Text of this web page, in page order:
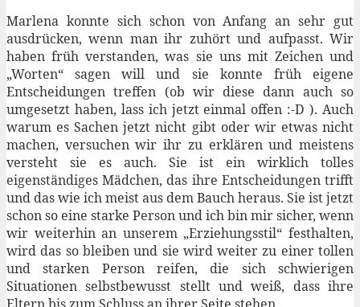
Marlena konnte sich schon von Anfang an sehr gut
ausdrücken, wenn man ihr zuhört und aufpasst. Wir
haben früh verstanden, was sie uns mit Zeichen und
„Worten“ sagen will und sie konnte früh eigene
Entscheidungen treffen (ob wir diese dann auch so
umgesetzt haben, lass ich jetzt einmal offen :-D ). Auch
warum es Sachen jetzt nicht gibt oder wir etwas nicht
machen, versuchen wir ihr zu erklären und meistens
versteht sie es auch. Sie ist ein wirklich tolles
eigenständiges Mädchen, das ihre Entscheidungen trifft
und das wie ich meist aus dem Bauch heraus. Sie ist jetzt
schon so eine starke Person und ich bin mir sicher, wenn
wir weiterhin an unserem „Erziehungsstil“ festhalten,
wird das so bleiben und sie wird weiter zu einer tollen
und starken Person reifen, die sich schwierigen
Situationen selbstbewusst stellt und weiß, dass ihre